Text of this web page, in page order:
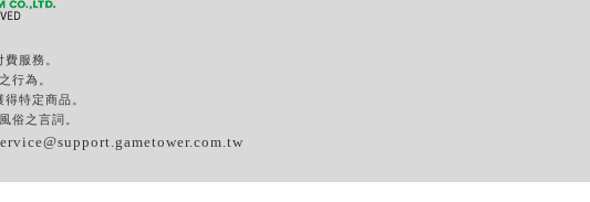
服務。
行為。
特定商品。
俗之言詞。